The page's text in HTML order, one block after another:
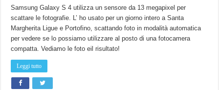
Samsung Galaxy S 4 utilizza un sensore da 13 megapixel per
scattare le fotografie. L’ ho usato per un giorno intero a Santa
Margherita Ligue e Portofino, scattando foto in modalità automatica
per vedere se lo possiamo utilizzare al posto di una fotocamera
compatta. Vediamo le foto eil risultato!
Leggi tutto